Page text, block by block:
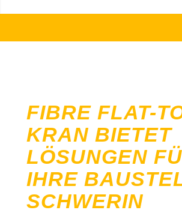
FIBRE FLAT-
KRAN BIETET
LÖSUNGEN
IHRE
SCHWERIN